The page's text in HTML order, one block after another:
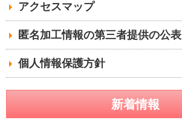
アクセスマップ
匿名加工情報の第三者提供の公表
個人情報保護方針
新着情報